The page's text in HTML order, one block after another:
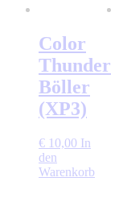
Color
Thunder
Böller
(XP3)
€ 10,00 In
den
Warenkorb